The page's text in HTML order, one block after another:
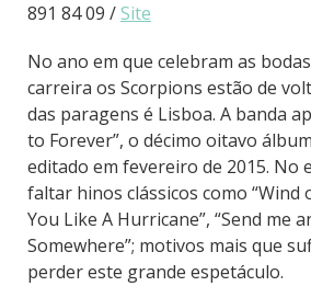
891 84 09 /Site
No ano em que celebram as
carreira os Scorpions estão de
das paragens é Lisboa. A banda
to Forever”, o décimo oitavo
editado em fevereiro de 2015. No
faltar hinos clássicos como “Wind
You Like A Hurricane”, “Send me
Somewhere”; motivos mais que
perder este grande espetáculo.